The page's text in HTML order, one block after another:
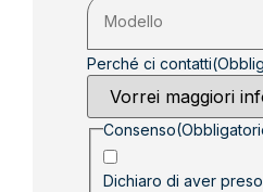
Perché ci contatti
Consenso
Dichiaro di aver